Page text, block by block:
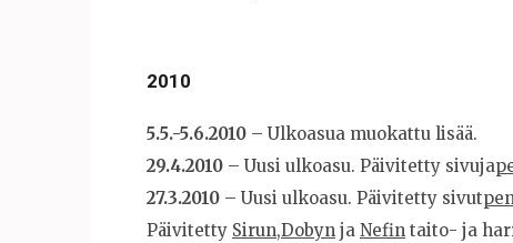
2010
5.5.-5.6.2010 – Ulkoasua muokattu lisää.
29.4.2010 – Uusi ulkoasu. Päivitetty sivuja
27.3.2010 – Uusi ulkoasu. Päivitetty sivut
Päivitetty Sirun,Dobyn ja Nefin taito- ja